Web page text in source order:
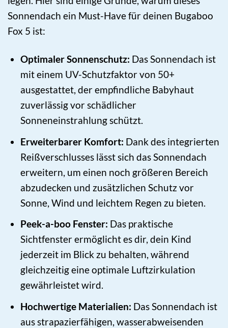
Sonnendach ein Must-Have für deinen Bugaboo
Fox 5 ist:
Optimaler Sonnenschutz: Das Sonnendach ist
mit einem UV-Schutzfaktor von 50+
ausgestattet, der empfindliche Babyhaut
zuverlässig vor schädlicher
Sonneneinstrahlung schützt.
Erweiterbarer Komfort: Dank des integrierten
Reißverschlusses lässt sich das Sonnendach
erweitern, um einen noch größeren Bereich
abzudecken und zusätzlichen Schutz vor
Sonne, Wind und leichtem Regen zu bieten.
Peek-a-boo Fenster: Das praktische
Sichtfenster ermöglicht es dir, dein Kind
jederzeit im Blick zu behalten, während
gleichzeitig eine optimale Luftzirkulation
gewährleistet wird.
Hochwertige Materialien: Das Sonnendach ist
aus strapazierfähigen, wasserabweisenden